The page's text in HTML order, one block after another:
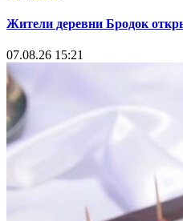
Жители деревни Бродок
07.08.26 15:21